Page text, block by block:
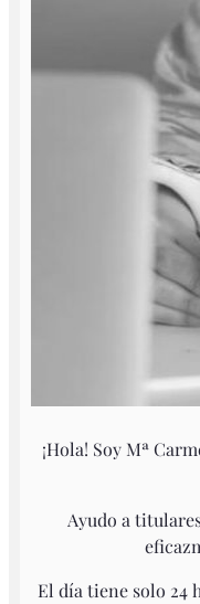
¡Hola! Soy Mª
Ayudo a
El día tiene solo 24